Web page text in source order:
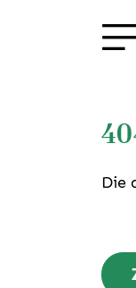
Die